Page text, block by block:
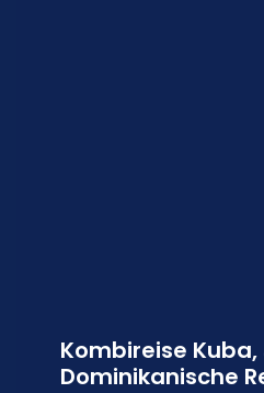
Kombireise
Dominikanische